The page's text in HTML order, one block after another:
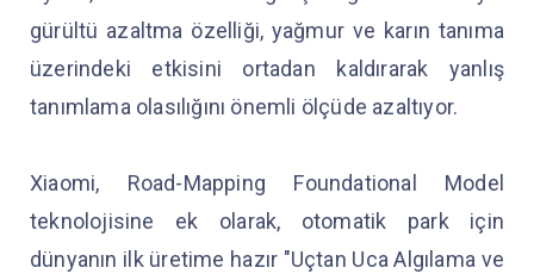
gürültü azaltma özelliği, yağmur ve karın tanıma
üzerindeki etkisini ortadan kaldırarak yanlış
tanımlama olasılığını önemli ölçüde azaltıyor.
Xiaomi, Road-Mapping Foundational Model
teknolojisine ek olarak, otomatik park için
dünyanın ilk üretime hazır "Uçtan Uca Algılama ve